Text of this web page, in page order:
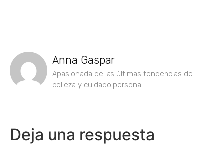
Anna Gaspar
Apasionada de las últimas tendencias de
belleza y cuidado personal.
Deja una respuesta